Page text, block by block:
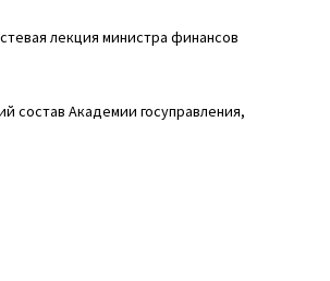
лекция министра финансов
состав Академии госуправления,